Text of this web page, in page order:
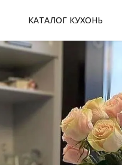
КАТАЛОГ КУХОНЬ